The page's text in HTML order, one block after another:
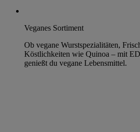
Veganes Sortiment
Ob vegane Wurstspezialitäten,
Köstlichkeiten wie Quinoa – mit
genießt du vegane Lebensmittel.